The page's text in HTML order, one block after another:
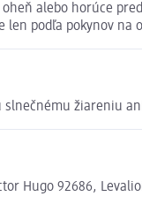
alebo horúce
podľa pokynov na
žiareniu
Hugo 92686,